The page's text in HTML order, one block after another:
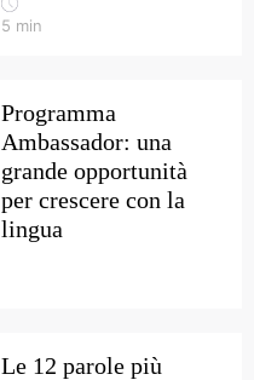
5 min
Programma
Ambassador: una
grande opportunità
per crescere con la
lingua
Le 12 parole più